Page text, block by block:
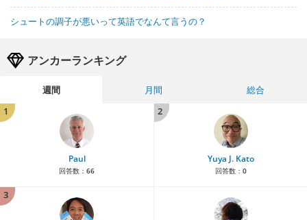
シュートの調子が悪いって英語でなんて言うの？
アンカーランキング
週間 月間
総合
1
Paul
回答数： 66
2
Yuya J. Kato
回答数： 0
3